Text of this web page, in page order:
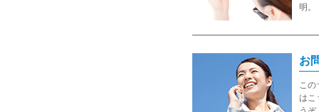
明。
お
この
はこ